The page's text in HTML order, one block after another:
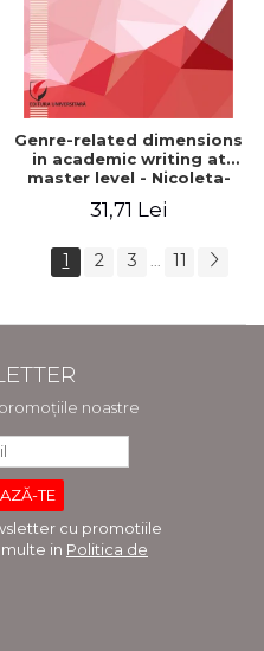
Genre-related dimensions
in academic writing at
master level - Nicoleta-
31,71 Lei
1 2 3 ... 11
noastre
cu promotiile
in Politica de